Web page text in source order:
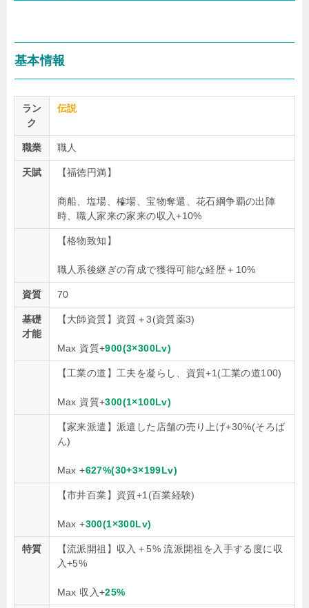
基本情報
ラン
ク
伝説
職業 職人
天賦 【福徳円満】
商船、塩場、榷場、宝物奪還、花石綱争覇の出陣
時、職人家来の家来の収入+10%
【格物致知】
職人系後継ぎの育成で獲得可能な経歴＋10%
資質 70
基礎
才能
【大師資質】資質＋3(資質薬3)
Max 資質+900(3×300Lv)
【工業の道】工夫を凝らし、資質+1(工業の道100)
Max 資質+300(1×100Lv)
【家来派遣】派遣した店舗の売り上げ+30%(そろば
ん)
Max +627%(30+3×199Lv)
【市井百業】資質+1(百業経験)
Max +300(1×300Lv)
特質
【流派開祖】収入＋5% 流派開祖を入手する度に収
入+5%
Max 収入+25%